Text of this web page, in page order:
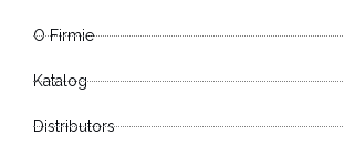
O Firmie
Katalog
Distributors